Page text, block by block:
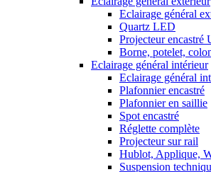
Eclairage général
Quartz LED
Projecteur encastré
Borne, potelet,
Eclairage général intérieur
Eclairage général
Plafonnier encastré
Plafonnier en saillie
Spot encastré
Réglette complète
Projecteur sur rail
Hublot, Applique,
Suspension